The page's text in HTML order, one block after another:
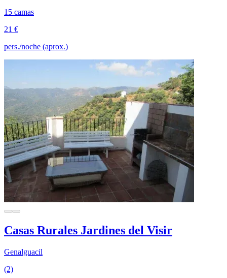
15 camas
21 €
pers./noche (aprox.)
Casas Rurales Jardines del Visir
Genalguacil
(2)